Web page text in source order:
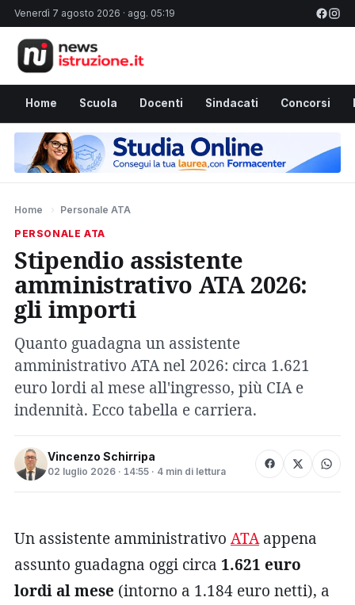
Venerdì 7 agosto 2026 · agg. 05:19
Home Scuola Docenti Sindacati Concorsi
Home › Personale ATA
PERSONALE ATA
Stipendio assistente
amministrativo ATA 2026:
gli importi
Quanto guadagna un assistente
amministrativo ATA nel 2026: circa 1.621
euro lordi al mese all'ingresso, più CIA e
indennità. Ecco tabella e carriera.
Vincenzo Schirripa
02 luglio 2026 · 14:55 · 4 min di lettura
Un assistente amministrativo ATAappena
assunto guadagna oggi circa 1.621 euro
lordi al mese (intorno a 1.184 euro netti), a